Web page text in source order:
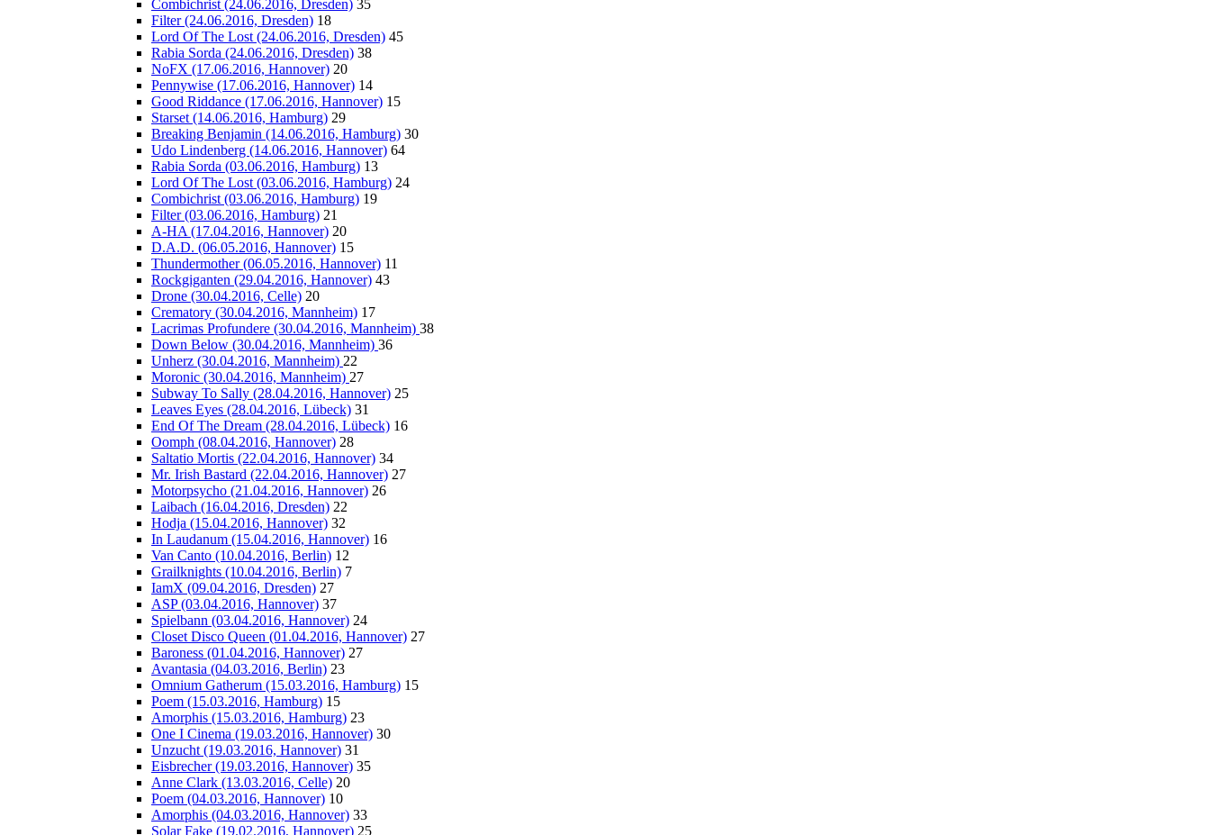
Combichrist (24.06.2016, Dresden) 35
Filter (24.06.2016, Dresden) 18
Lord Of The Lost (24.06.2016, Dresden) 45
Rabia Sorda (24.06.2016, Dresden) 38
NoFX (17.06.2016, Hannover) 20
Pennywise (17.06.2016, Hannover) 14
Good Riddance (17.06.2016, Hannover) 15
Starset (14.06.2016, Hamburg) 29
Breaking Benjamin (14.06.2016, Hamburg) 30
Udo Lindenberg (14.06.2016, Hannover) 64
Rabia Sorda (03.06.2016, Hamburg) 13
Lord Of The Lost (03.06.2016, Hamburg) 24
Combichrist (03.06.2016, Hamburg) 19
Filter (03.06.2016, Hamburg) 21
A-HA (17.04.2016, Hannover) 20
D.A.D. (06.05.2016, Hannover) 15
Thundermother (06.05.2016, Hannover) 11
Rockgiganten (29.04.2016, Hannover) 43
Drone (30.04.2016, Celle) 20
Crematory (30.04.2016, Mannheim) 17
Lacrimas Profundere (30.04.2016, Mannheim) 38
Down Below (30.04.2016, Mannheim) 36
Unherz (30.04.2016, Mannheim) 22
Moronic (30.04.2016, Mannheim) 27
Subway To Sally (28.04.2016, Hannover) 25
Leaves Eyes (28.04.2016, Lübeck) 31
End Of The Dream (28.04.2016, Lübeck) 16
Oomph (08.04.2016, Hannover) 28
Saltatio Mortis (22.04.2016, Hannover) 34
Mr. Irish Bastard (22.04.2016, Hannover) 27
Motorpsycho (21.04.2016, Hannover) 26
Laibach (16.04.2016, Dresden) 22
Hodja (15.04.2016, Hannover) 32
In Laudanum (15.04.2016, Hannover) 16
Van Canto (10.04.2016, Berlin) 12
Grailknights (10.04.2016, Berlin) 7
IamX (09.04.2016, Dresden) 27
ASP (03.04.2016, Hannover) 37
Spielbann (03.04.2016, Hannover) 24
Closet Disco Queen (01.04.2016, Hannover) 27
Baroness (01.04.2016, Hannover) 27
Avantasia (04.03.2016, Berlin) 23
Omnium Gatherum (15.03.2016, Hamburg) 15
Poem (15.03.2016, Hamburg) 15
Amorphis (15.03.2016, Hamburg) 23
One I Cinema (19.03.2016, Hannover) 30
Unzucht (19.03.2016, Hannover) 31
Eisbrecher (19.03.2016, Hannover) 35
Anne Clark (13.03.2016, Celle) 20
Poem (04.03.2016, Hannover) 10
Amorphis (04.03.2016, Hannover) 33
Solar Fake (19.02.2016, Hannover) 25